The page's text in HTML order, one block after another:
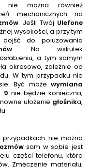
można również
mechanicznych na
. Jeśli Twój Ulefone
wysokości, a przy tym
do poluzowania
. Na wskutek
a tym samym
okresowo, zależnie od
W tym przypadku nie
Być może wymiana
9 nie będzie konieczna,
ułożenie głośnika,
nie można
sam w sobie jest
części telefonu, która
Zmęczenie materiału,